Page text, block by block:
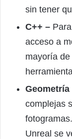
sin tener
C++ –
acceso a
mayoría
complejas
Unreal se